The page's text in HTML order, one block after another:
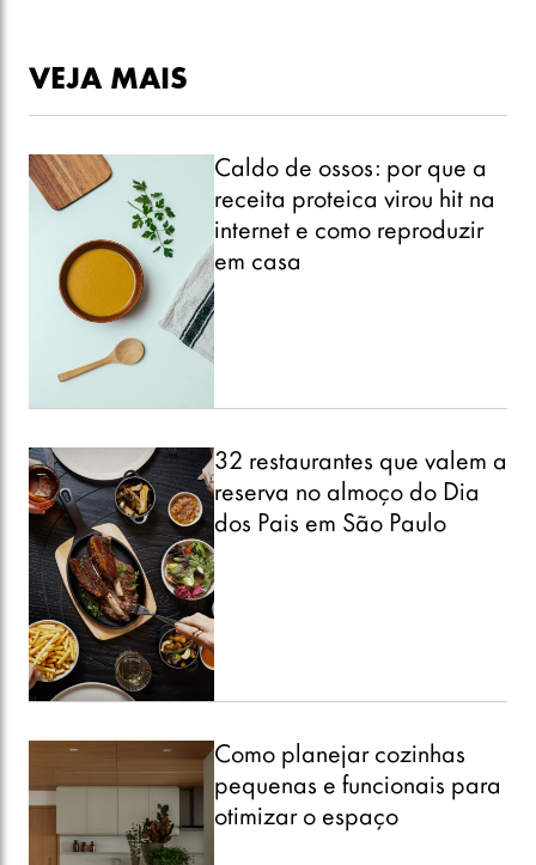
VEJA MAIS
Caldo de ossos: por que a
receita proteica virou hit na
internet e como reproduzir
em casa
32 restaurantes que valem a
reserva no almoço do Dia
dos Pais em São Paulo
Como planejar cozinhas
pequenas e funcionais para
otimizar o espaço